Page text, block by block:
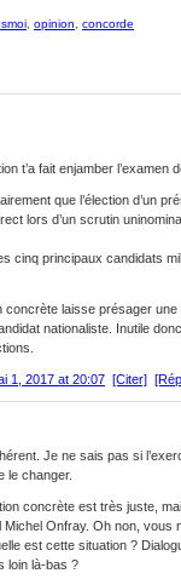
opinion concorde
t’a fait enjamber l’examen
que l’élection d’un
lors d’un scrutin
cinq principaux candidats
concrète laisse présager
nationaliste. Inutile
1, 2017 at 20:07 [Citer]
Je ne sais pas si
le changer.
concrète est très juste,
Onfray. Oh non, vous
est cette situation ?
loin là-bas ?